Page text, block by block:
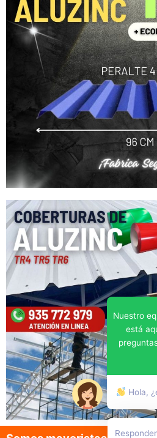
Nuestro
está
Hola,